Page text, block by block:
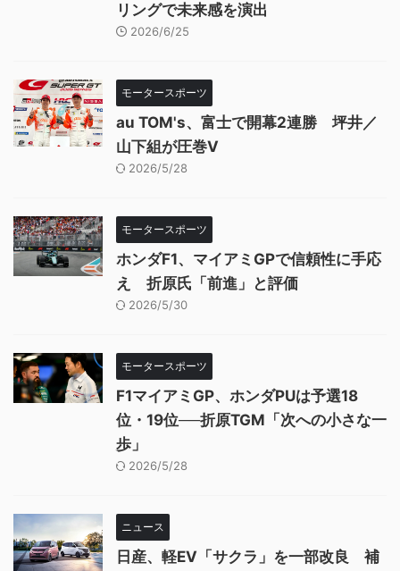
リングで未来感を演出
2026/6/25
モータースポーツ
au TOM's、富士で開幕2連勝 坪井／
山下組が圧巻V
2026/5/28
モータースポーツ
ホンダF1、マイアミGPで信頼性に手応
え 折原氏「前進」と評価
2026/5/30
モータースポーツ
F1マイアミGP、ホンダPUは予選18
位・19位──折原TGM「次への小さな一
歩」
2026/5/28
ニュース
日産、軽EV「サクラ」を一部改良 補